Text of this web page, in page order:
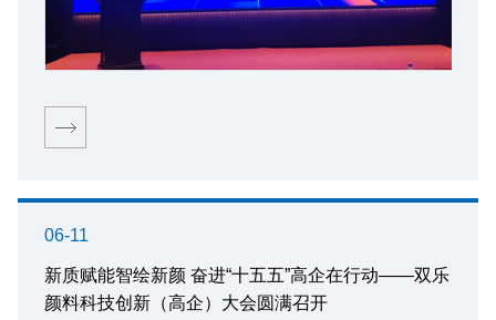
06-11
新质赋能智绘新颜 奋进“十五五”高企在行动——双乐
颜料科技创新（高企）大会圆满召开